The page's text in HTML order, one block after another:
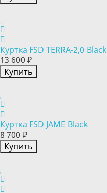
Куртка FSD TERRA-2,0 Black
13 600 ₽
Купить
Куртка FSD JAME Black
8 700 ₽
Купить